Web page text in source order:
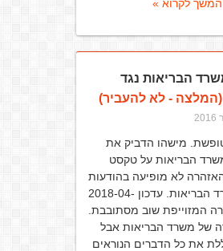
המשך לקרוא »
הבריאות נגד
(המלצה - לא להעביר)
מישהו הדביק את
הבריאות על טקסט
לא מופיעה בהודעות
באתר משרד הבריאות. עדכון 2018-04-
המזוייפת שוב מסתובבת.
של משרד הבריאות אבל
את כל הדברים הנוראים